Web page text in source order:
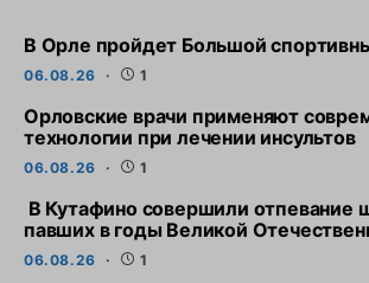
В Орле пройдет Большой
06.08.26 1
Орловские врачи применяют
технологии при лечении инсультов
06.08.26 1
В Кутафино совершили отпевание
павших в годы Великой
06.08.26 1